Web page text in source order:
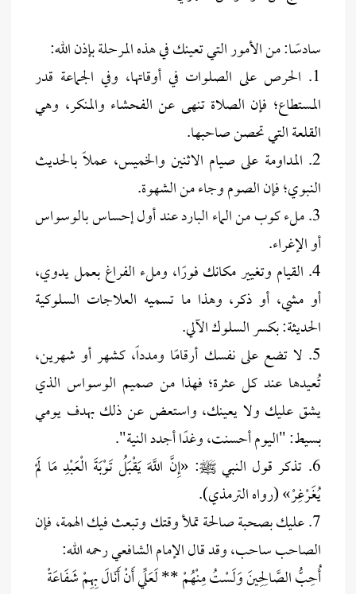
سادسًا: من الأمور التي تعينك في هذه المرحلة بإذن الله:
1. الحرص على الصلوات في أوقاتها، وفي الجماعة قدر
المستطاع؛ فإن الصلاة تنهى عن الفحشاء والمنكر، وهي
القلعة التي تحصن صاحبها.
2. المداومة على صيام الاثنين والخميس، عملًا بالحديث
النبوي؛ فإن الصوم وجاء من الشهوة.
3. ملء كوب من الماء البارد عند أول إحساس بالوسواس
أو الإغراء.
4. القيام وتغيير مكانك فورًا، وملء الفراغ بعمل يدوي،
أو مشي، أو ذكر، وهذا ما تسميه العلاجات السلوكية
الحديثة: بكسر السلوك الآلي.
5. لا تضع على نفسك أرقامًا ومدداً، كشهر أو شهرين،
تُعيدها عند كل عثرة؛ فهذا من صميم الوسواس الذي
يشق عليك ولا يعينك، واستعض عن ذلك بهدف يومي
بسيط: "اليوم أحسنت، وغدًا أجدد النية".
6. تذكر قول النبي ﷺ: «إِنَّ اللَّهَ يَقْبَلُ تَوْبَةَ الْعَبْدِ مَا لَمْ
يُغَرْغِرْ» (رواه الترمذي).
7. عليك بصحبة صالحة تملأ وقتك وتبعث فيك الهمة، فإن
الصاحب ساحب، وقد قال الإمام الشافعي رحمه الله:
أُحِبُّ الصَّالِحِينَ وَلَسْتُ مِنْهُمْ ** لَعَلِّي أَنْ أَنَالَ بِهِمْ شَفَاعَةْ